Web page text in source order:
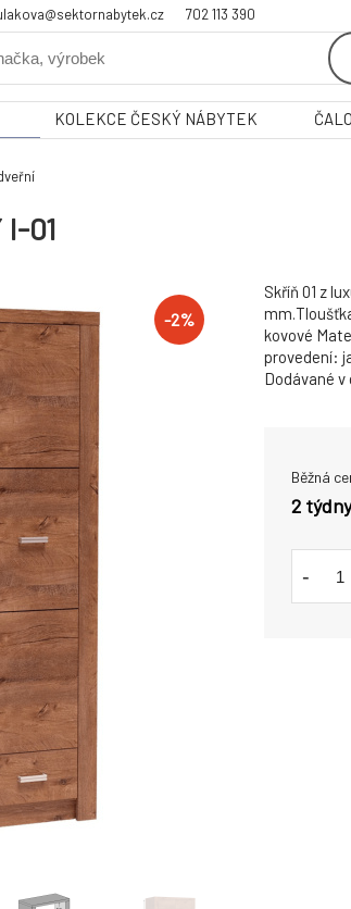
702 113 390
KOLEKCE ČESKÝ NÁBYTEK
01
-2%
Skříň 01 z
kovové
provedení:
Dodávané
Běžná
2 týdny
-